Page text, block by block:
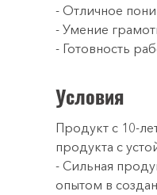
- Отличное
- Умение
- Готовность
Условия
Продукт с 10-
продукта с
- Сильная
опытом в